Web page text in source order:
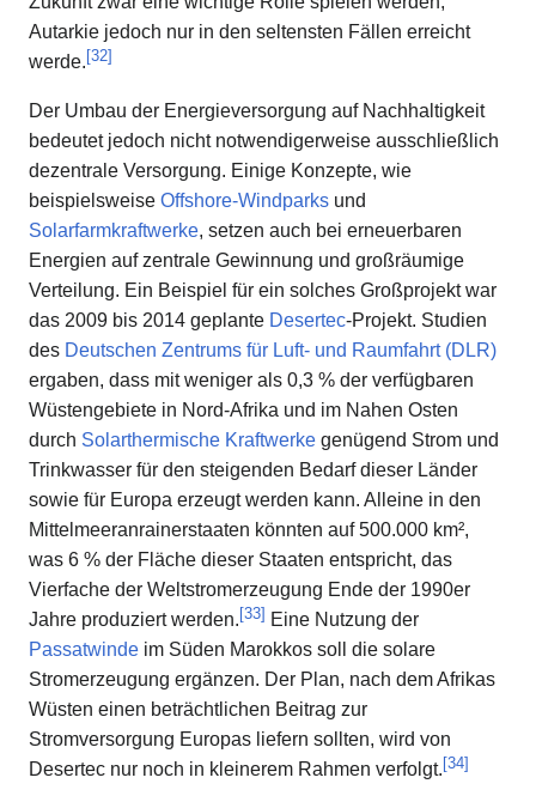
Autarkie jedoch nur in den seltensten Fällen erreicht
werde.[32]
Der Umbau der Energieversorgung auf Nachhaltigkeit
bedeutet jedoch nicht notwendigerweise ausschließlich
dezentrale Versorgung. Einige Konzepte, wie
beispielsweise Offshore-Windparks und
Solarfarmkraftwerke, setzen auch bei erneuerbaren
Energien auf zentrale Gewinnung und großräumige
Verteilung. Ein Beispiel für ein solches Großprojekt war
das 2009 bis 2014 geplante Desertec-Projekt. Studien
des Deutschen Zentrums für Luft- und Raumfahrt (DLR)
ergaben, dass mit weniger als 0,3 % der verfügbaren
Wüstengebiete in Nord-Afrika und im Nahen Osten
durch Solarthermische Kraftwerke genügend Strom und
Trinkwasser für den steigenden Bedarf dieser Länder
sowie für Europa erzeugt werden kann. Alleine in den
Mittelmeeranrainerstaaten könnten auf 500.000 km²,
was 6 % der Fläche dieser Staaten entspricht, das
Vierfache der Weltstromerzeugung Ende der 1990er
Jahre produziert werden.[33] Eine Nutzung der
Passatwinde im Süden Marokkos soll die solare
Stromerzeugung ergänzen. Der Plan, nach dem Afrikas
Wüsten einen beträchtlichen Beitrag zur
Stromversorgung Europas liefern sollten, wird von
Desertec nur noch in kleinerem Rahmen verfolgt.[34]